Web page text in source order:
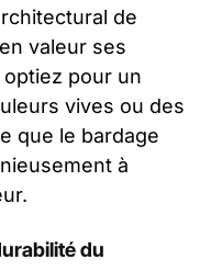
de
valeur ses
pour un
vives ou des
que le bardage
à
du